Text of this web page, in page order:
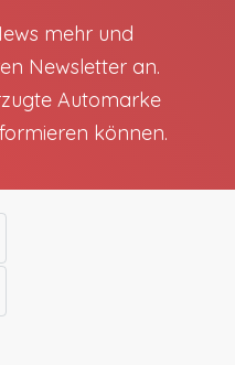
mehr und
Newsletter an.
Automarke
können.